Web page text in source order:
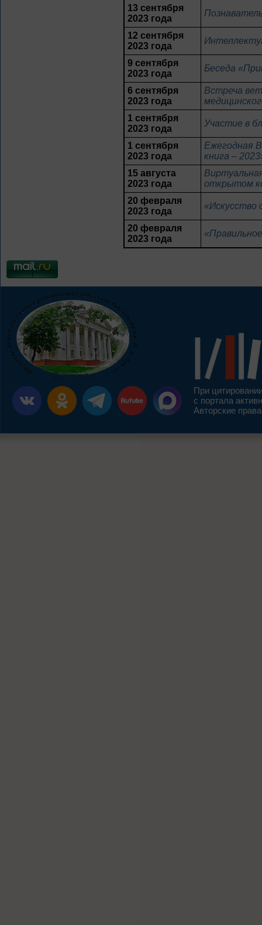
13 сентября
2023 года
12 сентября
2023 года
9 сентября
2023 года
Беседа
6 сентября
2023 года
Встреча
1 сентября
2023 года
Участие в
1 сентября
2023 года
Ежегодная
книга –
15 августа
2023 года
открытом
20 февраля
2023 года
«Искусство
20 февраля
2023 года
При
с портала
Авторские